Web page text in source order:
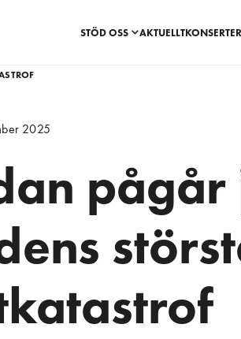
STÖD OSS AKTUELLTKONSERTER
2025
pågår